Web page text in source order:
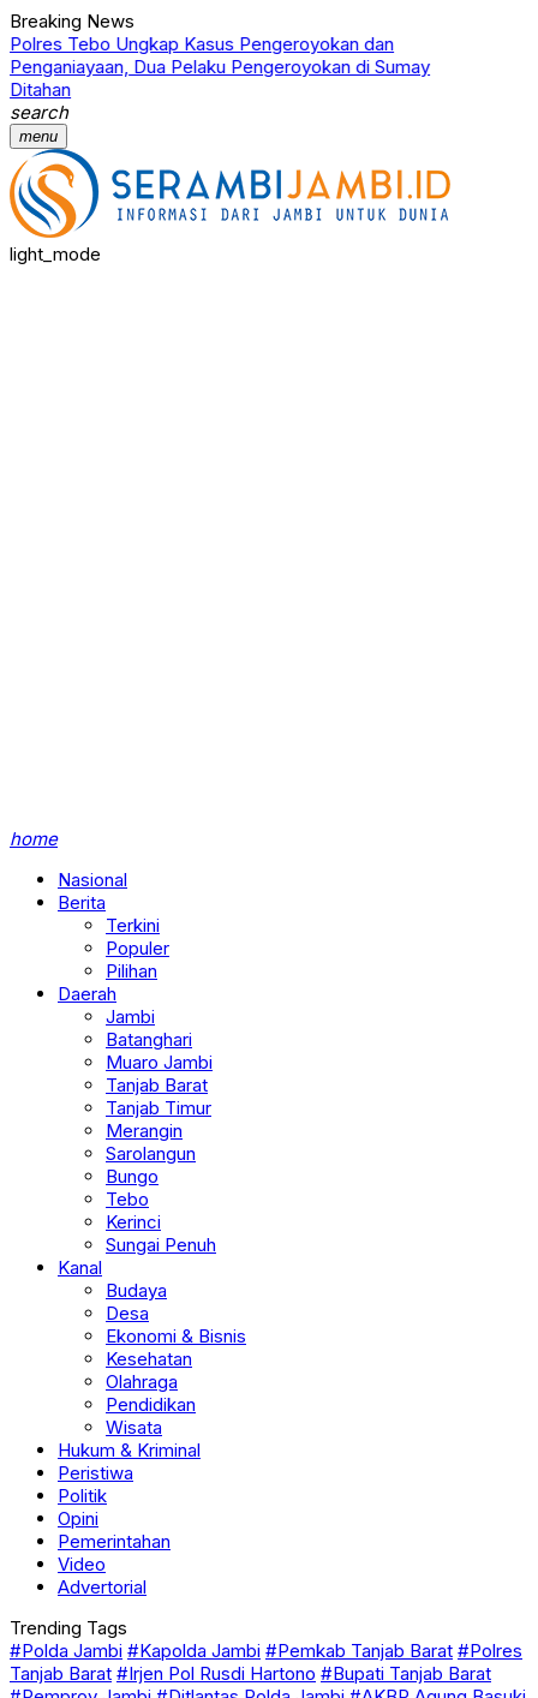
Breaking News
Polres Tebo Ungkap Kasus Pengeroyokan dan
Penganiayaan, Dua Pelaku Pengeroyokan di Sumay
Ditahan
search
menu
light_mode
home
Nasional
Berita
Terkini
Populer
Pilihan
Daerah
Jambi
Batanghari
Muaro Jambi
Tanjab Barat
Tanjab Timur
Merangin
Sarolangun
Bungo
Tebo
Kerinci
Sungai Penuh
Kanal
Budaya
Desa
Ekonomi & Bisnis
Kesehatan
Olahraga
Pendidikan
Wisata
Hukum & Kriminal
Peristiwa
Politik
Opini
Pemerintahan
Video
Advertorial
Trending Tags
#Polda Jambi #Kapolda Jambi #Pemkab Tanjab Barat #Polres
Tanjab Barat #Irjen Pol Rusdi Hartono #Bupati Tanjab Barat